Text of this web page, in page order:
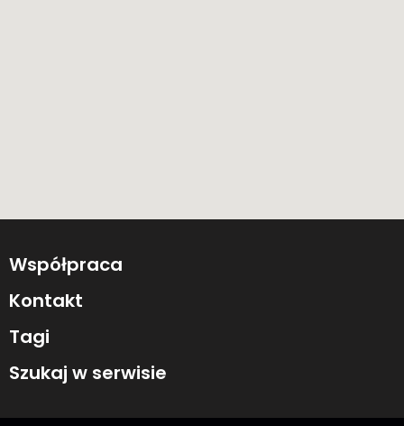
Współpraca
Kontakt
Tagi
Szukaj w serwisie